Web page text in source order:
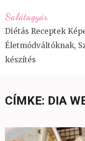
to
content
(Press
Enter)
Salátagyár
Diétás Receptek
Életmódváltóknak,
készítés
CÍMKE: DIA